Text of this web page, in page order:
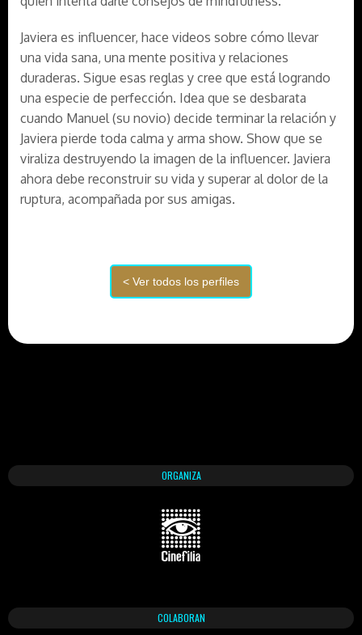
Javiera es influencer, hace videos sobre cómo llevar
una vida sana, una mente positiva y relaciones
duraderas. Sigue esas reglas y cree que está logrando
una especie de perfección. Idea que se desbarata
cuando Manuel (su novio) decide terminar la relación y
Javiera pierde toda calma y arma show. Show que se
viraliza destruyendo la imagen de la influencer. Javiera
ahora debe reconstruir su vida y superar al dolor de la
ruptura, acompañada por sus amigas.
ORGANIZA
COLABORAN